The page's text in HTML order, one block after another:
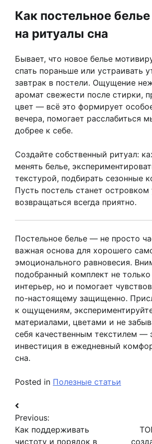
Как постельное
на ритуалы сна
Бывает, что новое белье
спать пораньше или устраивать
завтрак в постели. Ощущение
аромат свежести после стирки,
цвет — всё это формирует
вечера, помогает расслабиться
добрее к себе.
Создайте собственный ритуал:
менять белье,
текстурой, подбирать сезонные
Пусть постель станет островком
возвращаться всегда приятно.
Постельное белье — не просто
важная основа для хорошего
эмоционального равновесия.
подобранный комплект не
интерьер, но и помогает
по-настоящему защищенно.
к ощущениям,
материалами, цветами и не
себя качественным текстилем —
инвестиция в ежедневный
сна.
Posted in Полезные статьи
Навигация
по
Previous:
Как поддерживать
чистоту и порядок в